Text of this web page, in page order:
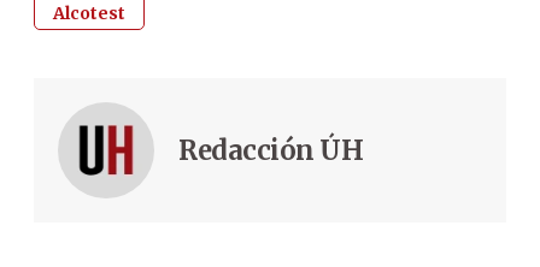
Alcotest
Redacción ÚH